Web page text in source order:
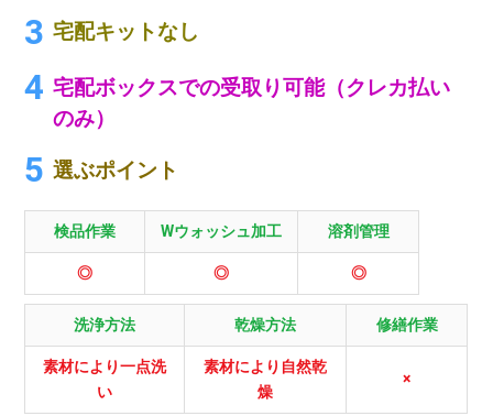
宅配キットなし
宅配ボックスでの受取り可能（クレカ払い
のみ）
選ぶポイント
検品作業 Wウォッシュ加工 溶剤管理
◎ ◎ ◎
洗浄方法 乾燥方法 修繕作業
素材により一点洗
い
素材により自然乾
燥
×